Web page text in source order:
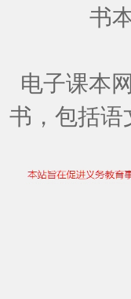
书
电子课本
书，包括语